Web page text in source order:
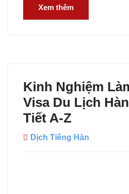
Xem thêm
Kinh Nghiệm
Visa Du Lịch
Tiết A-Z
Dịch Tiếng Hàn